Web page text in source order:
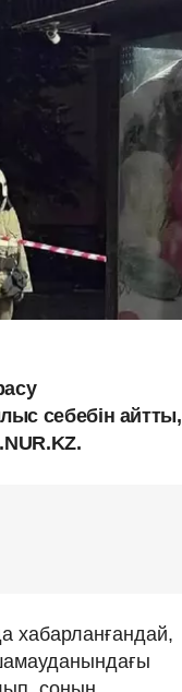
себебін айтты,
хабарланғандай,